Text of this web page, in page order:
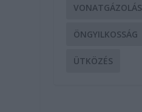
VONATGÁZOLÁS
ÖNGYILKOSSÁG
ÜTKÖZÉS